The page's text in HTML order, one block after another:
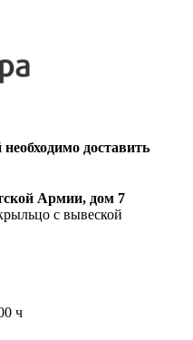
доставить
Армии, дом 7
с вывеской
ч